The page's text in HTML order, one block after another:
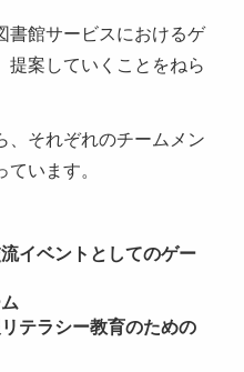
書館サービスにおけるゲ
提案していくことをねら
、それぞれのチームメン
います。
イベントとしてのゲー
テラシー教育のための